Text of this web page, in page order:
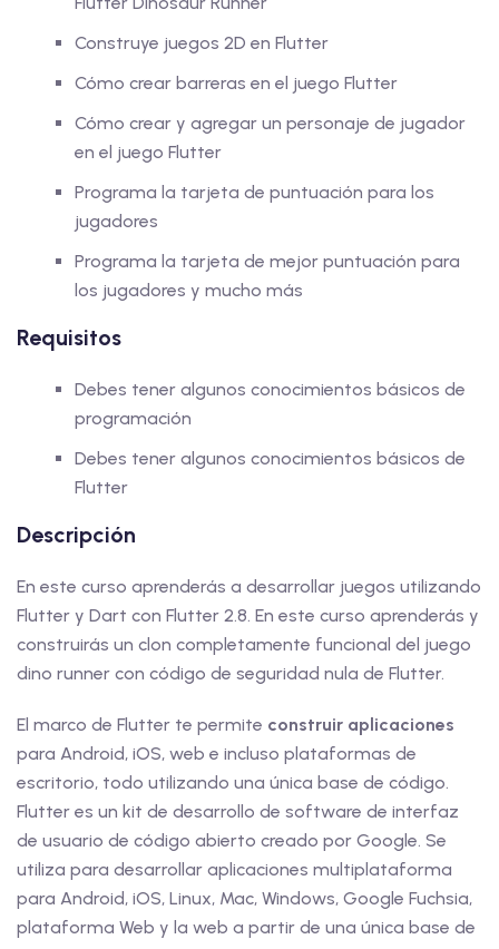
Construye juegos 2D en Flutter
Cómo crear barreras en el juego Flutter
Cómo crear y agregar un personaje de jugador
en el juego Flutter
Programa la tarjeta de puntuación para los
jugadores
Programa la tarjeta de mejor puntuación para
los jugadores y mucho más
Requisitos
Debes tener algunos conocimientos básicos de
programación
Debes tener algunos conocimientos básicos de
Flutter
Descripción
En este curso aprenderás a desarrollar juegos utilizando
Flutter y Dart con Flutter 2.8. En este curso aprenderás y
construirás un clon completamente funcional del juego
dino runner con código de seguridad nula de Flutter.
El marco de Flutter te permite construir aplicaciones
para Android, iOS, web e incluso plataformas de
escritorio, todo utilizando una única base de código.
Flutter es un kit de desarrollo de software de interfaz
de usuario de código abierto creado por Google. Se
utiliza para desarrollar aplicaciones multiplataforma
para Android, iOS, Linux, Mac, Windows, Google Fuchsia,
plataforma Web y la web a partir de una única base de